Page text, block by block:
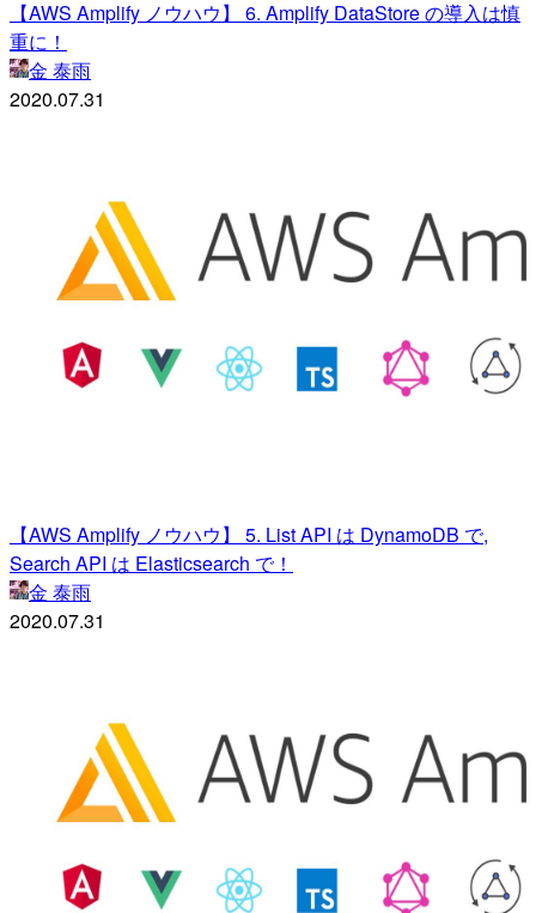
【AWS Amplify ノウハウ】 6. Amplify DataStore の導入は慎
重に！
金 泰雨
2020.07.31
【AWS Amplify ノウハウ】 5. List API は DynamoDB で,
Search API は Elasticsearch で！
金 泰雨
2020.07.31